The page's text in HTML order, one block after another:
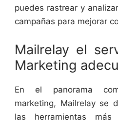
puedes rastrear y
campañas para mejorar
Mailrelay el
Marketing
En el panorama
marketing, Mailrelay se
las herramientas